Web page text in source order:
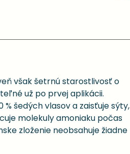
však šetrnú starostlivosť o
už po prvej aplikácii.
šedých vlasov a zaisťuje sýty,
molekuly amoniaku počas
zloženie neobsahuje žiadne